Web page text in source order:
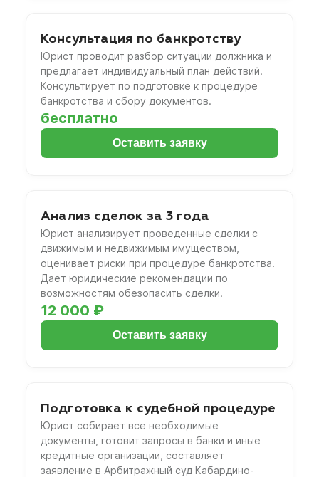
Консультация по банкротству
Юрист проводит разбор ситуации должника и
предлагает индивидуальный план действий.
Консультирует по подготовке к процедуре
банкротства и сбору документов.
бесплатно
Оставить заявку
Анализ сделок за 3 года
Юрист анализирует проведенные сделки с
движимым и недвижимым имуществом,
оценивает риски при процедуре банкротства.
Дает юридические рекомендации по
возможностям обезопасить сделки.
12 000 ₽
Оставить заявку
Подготовка к судебной процедуре
Юрист собирает все необходимые
документы, готовит запросы в банки и иные
кредитные организации, составляет
заявление в Арбитражный суд Кабардино-